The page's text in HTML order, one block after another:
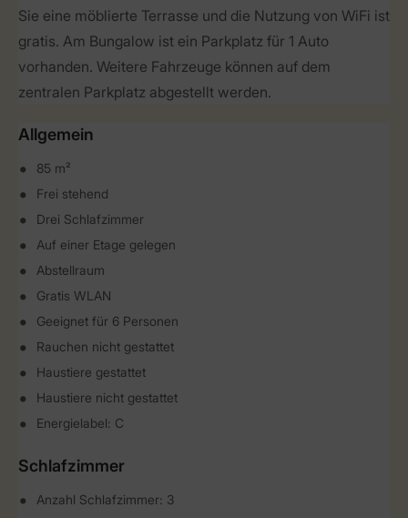
Sie eine möblierte Terrasse und die Nutzung von WiFi ist
gratis. Am Bungalow ist ein Parkplatz für 1 Auto
vorhanden. Weitere Fahrzeuge können auf dem
zentralen Parkplatz abgestellt werden.
Allgemein
85 m²
Frei stehend
Drei Schlafzimmer
Auf einer Etage gelegen
Abstellraum
Gratis WLAN
Geeignet für 6 Personen
Rauchen nicht gestattet
Haustiere gestattet
Haustiere nicht gestattet
Energielabel: C
Schlafzimmer
Anzahl Schlafzimmer: 3